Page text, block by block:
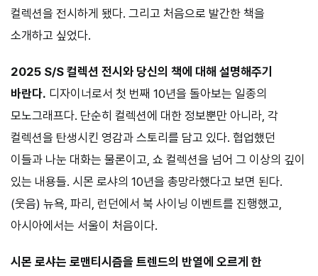
컬렉션을 전시하게 됐다. 그리고 처음으로 발간한 책을
소개하고 싶었다.
2025 S/S 컬렉션 전시와 당신의 책에 대해 설명해주기
바란다. 디자이너로서 첫 번째 10년을 돌아보는 일종의
모노그래프다. 단순히 컬렉션에 대한 정보뿐만 아니라, 각
컬렉션을 탄생시킨 영감과 스토리를 담고 있다. 협업했던
이들과 나눈 대화는 물론이고, 쇼 컬렉션을 넘어 그 이상의 깊이
있는 내용들. 시몬 로샤의 10년을 총망라했다고 보면 된다.
(웃음) 뉴욕, 파리, 런던에서 북 사이닝 이벤트를 진행했고,
아시아에서는 서울이 처음이다.
시몬 로샤는 로맨티시즘을 트렌드의 반열에 오르게 한